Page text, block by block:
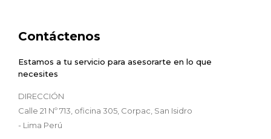
Contáctenos
Estamos a tu servicio para asesorarte en lo que
necesites
DIRECCIÓN
Calle 21 Nº 713, oficina 305, Corpac, San Isidro
- Lima Perú